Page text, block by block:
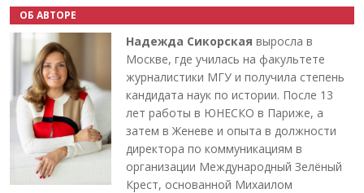
ОБ АВТОРЕ
Надежда Сикорская выросла в
Москве, где училась на факультете
журналистики МГУ и получила степень
кандидата наук по истории. После 13
лет работы в ЮНЕСКО в Париже, а
затем в Женеве и опыта в должности
директора по коммуникациям в
организации Международный Зелёный
Крест, основанной Михаилом